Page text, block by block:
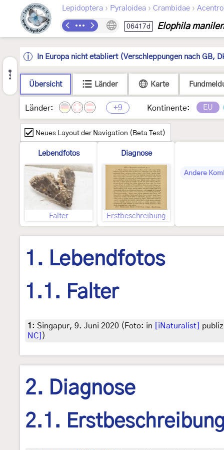
Lepidoptera › Pyraloidea › Crambidae ›
06417d Elophila
In Europa nicht etabliert (Verschleppungen nach GB,
Übersicht Länder Karte
Länder: +9 Kontinente: EU
Neues Layout der Navigation (Beta Test)
Lebendfotos
Falter
Diagnose
Erstbeschreibung
Andere
1. Lebendfotos
1.1. Falter
1 : Singapur, 9. Juni 2020 (Foto: in [iNaturalist]
NC] )
2. Diagnose
2.1.